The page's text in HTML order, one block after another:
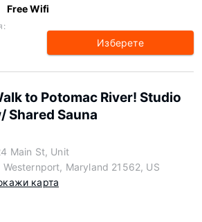
Free Wifi
Изберете
to Potomac River! Studio
Shared Sauna
Main St, Unit
Westernport, Maryland 21562, US
карта